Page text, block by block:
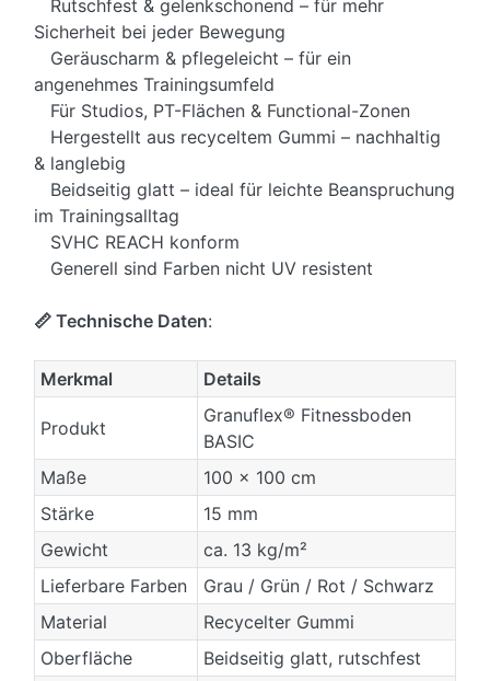
Rutschfest & gelenkschonend – für mehr
Sicherheit bei jeder Bewegung
Geräuscharm & pflegeleicht – für ein
angenehmes Trainingsumfeld
Für Studios, PT-Flächen & Functional-Zonen
Hergestellt aus recyceltem Gummi – nachhaltig
& langlebig
Beidseitig glatt – ideal für leichte Beanspruchung
im Trainingsalltag
SVHC REACH konform
Generell sind Farben nicht UV resistent
📏 Technische Daten:
Merkmal Details
Produkt
Granuflex® Fitnessboden
BASIC
Maße
100 × 100 cm
Stärke
15 mm
Gewicht
ca. 13 kg/m²
Lieferbare Farben
Grau / Grün / Rot / Schwarz
Material
Recycelter Gummi
Oberfläche
Beidseitig glatt, rutschfest